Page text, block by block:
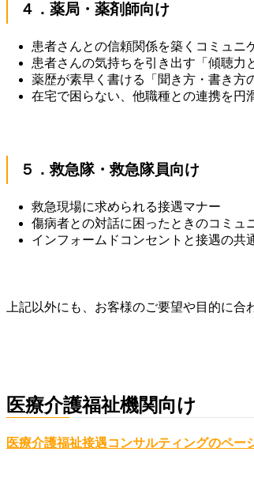
４．薬局・薬剤師向け
患者さんとの信頼関係を築くコミュニ
患者さんの気持ちを引き出す「傾聴力
薬歴が素早く書ける「聞き方・書き方
在宅で困らない、他職種との連携を円
５．救急隊・救急隊員向け
救急現場に求められる接遇マナー
傷病者との対話に困ったときのコミュ
インフォームドコンセントと接遇の共
上記以外にも、お客様のご要望や目的に
医療介護福祉機関向け
医療介護福祉接遇コンサルティングのペー